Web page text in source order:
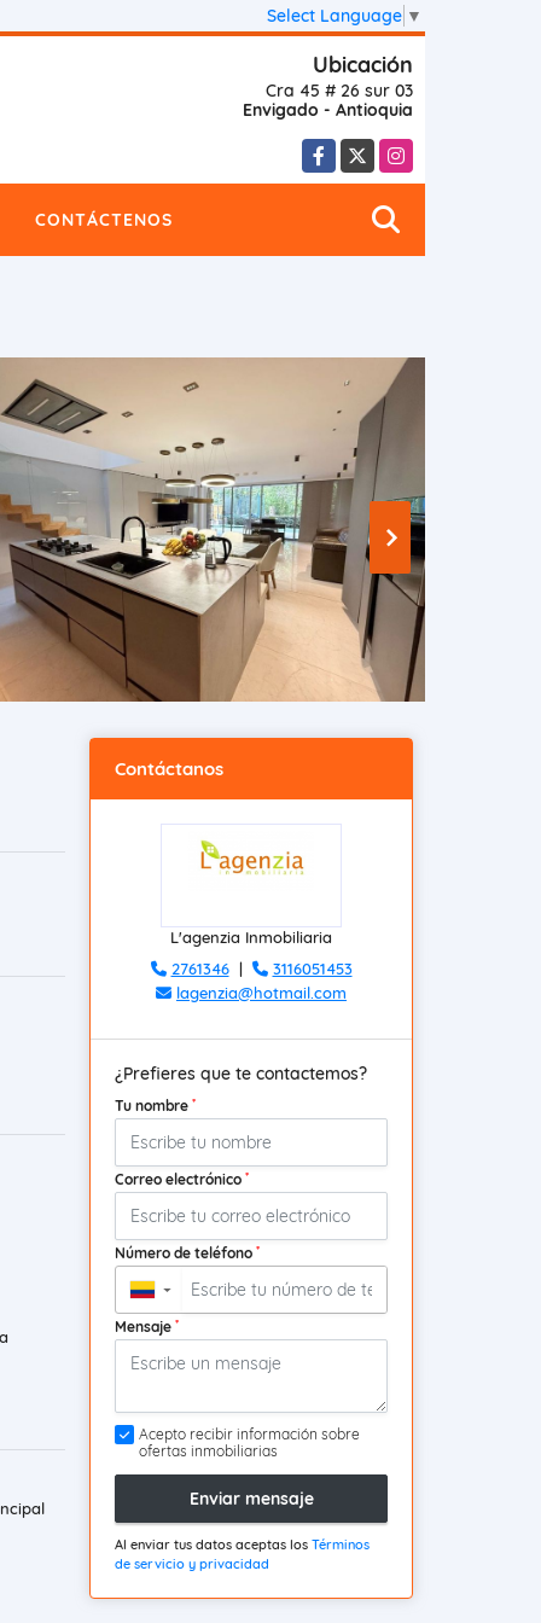
Select Language ▼
Ubicación
Cra 45 # 26 sur 03
Envigado - Antioquia
Facebook
X Instagram
CONTÁCTENOS
Contáctanos
L'agenzia Inmobiliaria
2761346|
3116051453
lagenzia@hotmail.com
¿Prefieres que te contactemos?
Tu nombre *
Correo electrónico *
Número de teléfono *
▼
Mensaje *
Acepto recibir información sobre
ofertas inmobiliarias
Enviar mensaje
Al enviar tus datos aceptas los Términos
de servicio y privacidad